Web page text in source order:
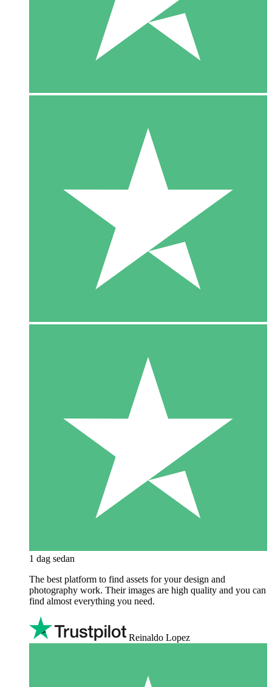
1 dag sedan
The best platform to find assets for your design and
photography work. Their images are high quality and you can
find almost everything you need.
Reinaldo Lopez